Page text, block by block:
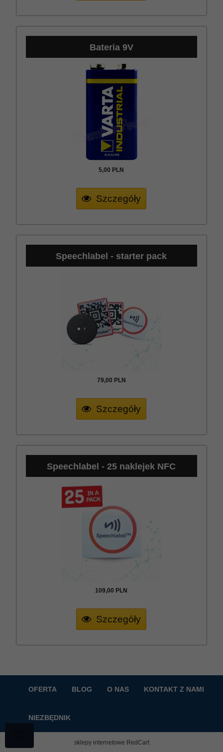
Bateria 9V
5,00 PLN
Szczegóły
Speechlabel - starter pack
79,00 PLN
Szczegóły
Speechlabel - 25 naklejek NFC
109,00 PLN
Szczegóły
OFERTA BLOG O NAS KONTAKT Z NAMI
NIEZBĘDNIK
sklepy internetowe RedCart